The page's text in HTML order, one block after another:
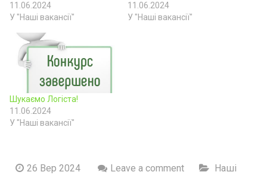
11.06.2024
У "Наші вакансії"
11.06.2024
У "Наші вакансії"
Шукаємо Логіста!
11.06.2024
У "Наші вакансії"
26 Вер 2024 Leave a comment
Наші